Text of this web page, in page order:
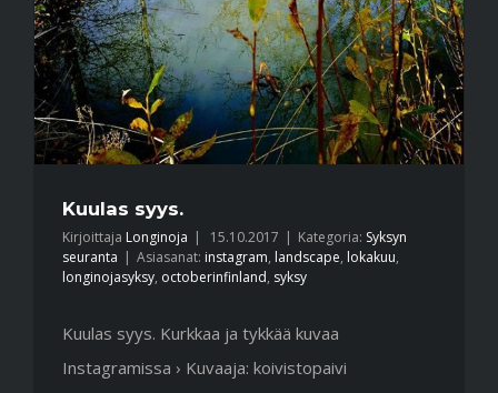
Kuulas syys.
Kirjoittaja Longinoja | 15.10.2017 | Kategoria: Syksyn
seuranta | Asiasanat: instagram, landscape, lokakuu,
longinojasyksy, octoberinfinland, syksy
Kuulas syys. Kurkkaa ja tykkää kuvaa
Instagramissa › Kuvaaja: koivistopaivi